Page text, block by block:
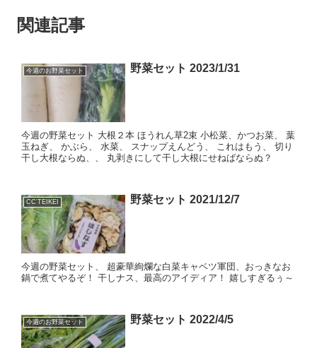
関連記事
今週のお野菜セット 野菜セット 2023/1/31
今週の野菜セット 大根２本 ほうれん草2束 小松菜、かつお菜、 葉
玉ねぎ、 かぶら、 水菜、 スナップえんどう、 これはもう、 切り
干し大根ならぬ、、 丸剥きにして干し大根にせねばならぬ？
CC'TEIKEI 野菜セット 2021/12/7
今週の野菜セット、 超豪華絢爛な白菜キャベツ軍団、おっきなお
鍋で煮てやるぞ！ 干しナス、最高のアイディア！ 嬉しすぎるぅ～
今週のお野菜セット 野菜セット 2022/4/5